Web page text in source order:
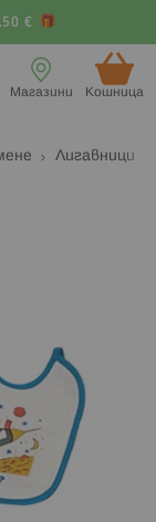
€
Кошница (
Магазини
Лигавници